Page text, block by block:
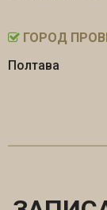
ГОРОД
Полтава